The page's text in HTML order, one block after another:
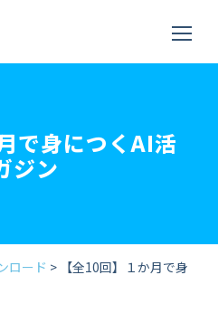
で身につくAI活
ジン
ロード > 【全10回】１か月で身